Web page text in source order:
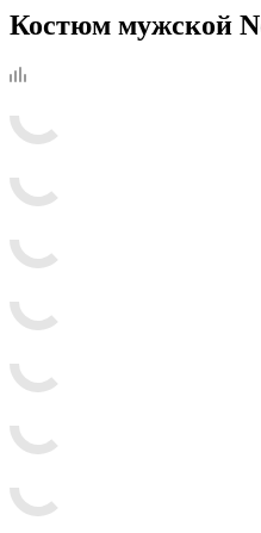
Костюм мужской